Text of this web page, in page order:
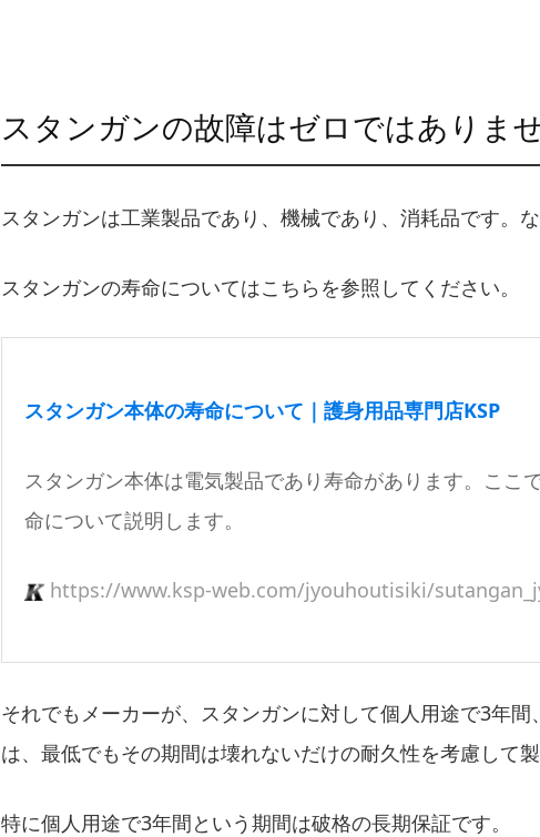
スタンガンの故障はゼロではありま
スタンガンは工業製品であり、機械であり、消耗品です。
スタンガンの寿命についてはこちらを参照してください。
スタンガン本体の寿命について｜護身用品専門店KSP
スタンガン本体は電気製品であり寿命があります。ここ
命について説明します。
https://www.ksp-web.com/jyouhoutisiki/
それでもメーカーが、スタンガンに対して個人用途で3年
は、最低でもその期間は壊れないだけの耐久性を考慮して
特に個人用途で3年間という期間は破格の長期保証です。